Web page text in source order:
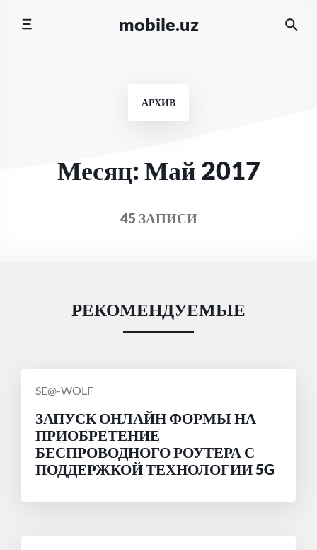
mobile.uz
АРХИВ
Месяц: Май 2017
45 ЗАПИСИ
РЕКОМЕНДУЕМЫЕ
СООБЩЕНИЕ
SE@-WOLF
ЗАПУСК ОНЛАЙН ФОРМЫ НА
ПРИОБРЕТЕНИЕ
БЕСПРОВОДНОГО РОУТЕРА С
ПОДДЕРЖКОЙ ТЕХНОЛОГИИ 5G